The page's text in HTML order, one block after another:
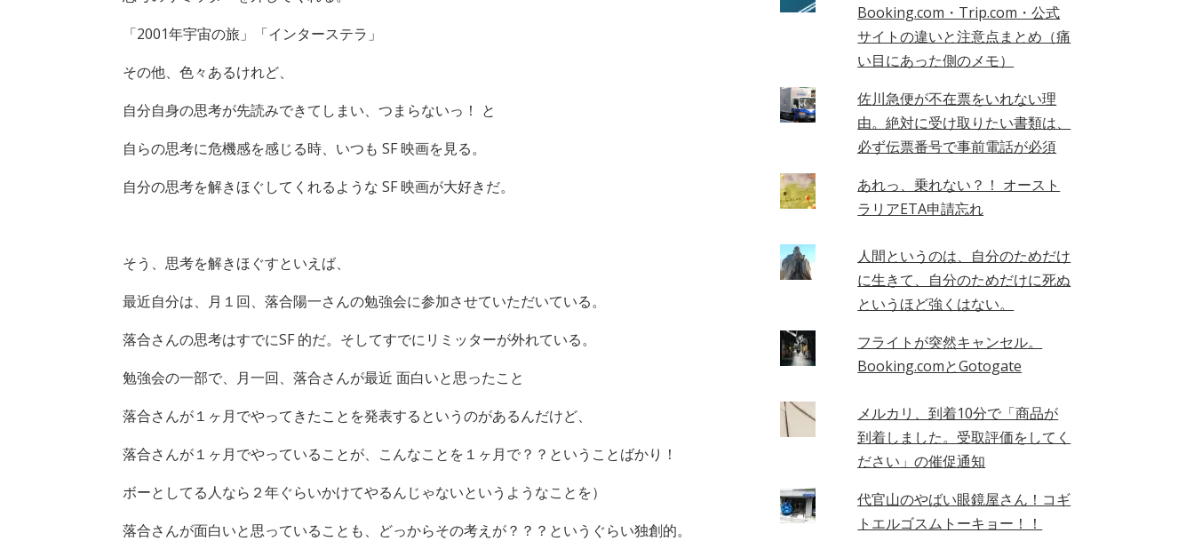
「2001年宇宙の旅」「インターステラ」
その他、色々あるけれど、
自分自身の思考が先読みできてしまい、つまらないっ！ と
自らの思考に危機感を感じる時、いつも SF 映画を見る。
自分の思考を解きほぐしてくれるような SF 映画が大好きだ。
そう、思考を解きほぐすといえば、
最近自分は、月１回、落合陽一さんの勉強会に参加させていただいている。
落合さんの思考はすでにSF 的だ。そしてすでにリミッターが外れている。
勉強会の一部で、月一回、落合さんが最近 面白いと思ったこと
落合さんが１ヶ月でやってきたことを発表するというのがあるんだけど、
落合さんが１ヶ月でやっていることが、こんなことを１ヶ月で？？ということばかり！
ボーとしてる人なら２年ぐらいかけてやるんじゃないというようなことを）
落合さんが面白いと思っていることも、どっからその考えが？？？というぐらい独創的。
Booking.com・Trip.com・公式
サイトの違いと注意点まとめ（痛
い目にあった側のメモ）
佐川急便が不在票をいれない理
由。絶対に受け取りたい書類は、
必ず伝票番号で事前電話が必須
あれっ、乗れない？！ オースト
ラリアETA申請忘れ
人間というのは、自分のためだけ
に生きて、自分のためだけに死ぬ
というほど強くはない。
フライトが突然キャンセル。
Booking.comとGotogate
メルカリ、到着10分で「商品が
到着しました。受取評価をしてく
ださい」の催促通知
代官山のやばい眼鏡屋さん！コギ
トエルゴスムトーキョー！！